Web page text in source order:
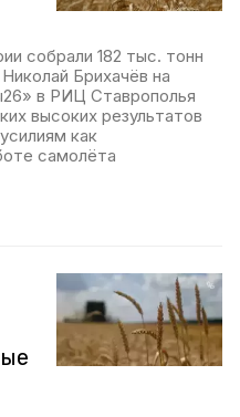
собрали 182 тыс. тонн
Брихачёв на
в РИЦ Ставрополья
высоких результатов
как
самолёта